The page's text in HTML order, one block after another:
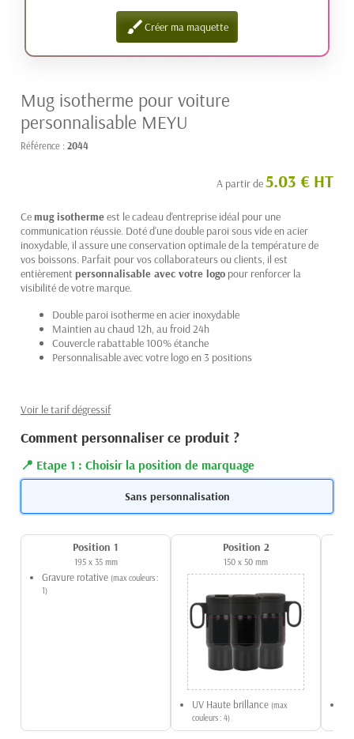
brushCréer ma maquette
Mug isotherme pour voiture
personnalisable MEYU
Référence : 2044
A partir de5.03 € HT
Cemug isothermeest le cadeau d'entreprise idéal pour une
communication réussie. Doté d'une double paroi sous vide en acier
inoxydable, il assure une conservation optimale de la température de
vos boissons. Parfait pour vos collaborateurs ou clients, il est
entièrement personnalisable avec votre logo pour renforcer la
visibilité de votre marque.
Double paroi isotherme en acier inoxydable
Maintien au chaud 12h, au froid 24h
Couvercle rabattable 100% étanche
Personnalisable avec votre logo en 3 positions
Voir le tarif dégressif
Comment personnaliser ce produit ?
Etape 1 : Choisir la position de marquage
Sans personnalisation
Position 1
195 x 35 mm
Gravure rotative (max couleurs :
1)
Position 2
150 x 50 mm
UV Haute brillance (max
couleurs : 4)